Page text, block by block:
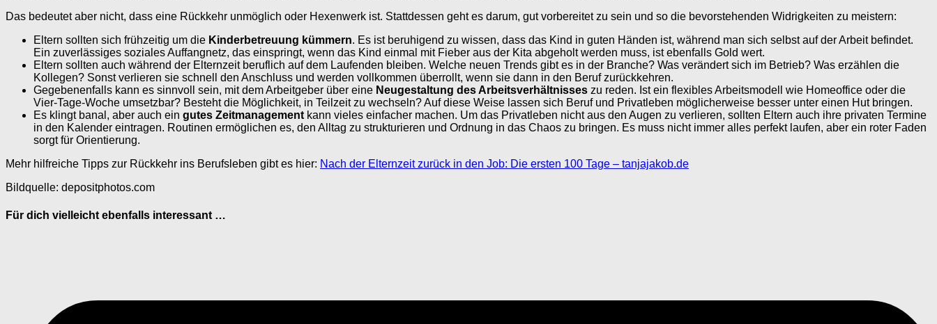
Das bedeutet aber nicht, dass eine Rückkehr unmöglich oder Hexenwerk ist. Stattdessen geht es darum, gut vorbereitet zu sein und so die bevorstehenden Widrigkeiten zu meistern:
Eltern sollten sich frühzeitig um die Kinderbetreuung kümmern. Es ist beruhigend zu wissen, dass das Kind in guten Händen ist, während man sich selbst auf der Arbeit befindet.
Ein zuverlässiges soziales Auffangnetz, das einspringt, wenn das Kind einmal mit Fieber aus der Kita abgeholt werden muss, ist ebenfalls Gold wert.
Eltern sollten auch während der Elternzeit beruflich auf dem Laufenden bleiben. Welche neuen Trends gibt es in der Branche? Was verändert sich im Betrieb? Was erzählen die
Kollegen? Sonst verlieren sie schnell den Anschluss und werden vollkommen überrollt, wenn sie dann in den Beruf zurückkehren.
Gegebenenfalls kann es sinnvoll sein, mit dem Arbeitgeber über eine Neugestaltung des Arbeitsverhältnisses zu reden. Ist ein flexibles Arbeitsmodell wie Homeoffice oder die
Vier-Tage-Woche umsetzbar? Besteht die Möglichkeit, in Teilzeit zu wechseln? Auf diese Weise lassen sich Beruf und Privatleben möglicherweise besser unter einen Hut bringen.
Es klingt banal, aber auch ein gutes Zeitmanagementkann vieles einfacher machen. Um das Privatleben nicht aus den Augen zu verlieren, sollten Eltern auch ihre privaten Termine
in den Kalender eintragen. Routinen ermöglichen es, den Alltag zu strukturieren und Ordnung in das Chaos zu bringen. Es muss nicht immer alles perfekt laufen, aber ein roter Faden
sorgt für Orientierung.
Mehr hilfreiche Tipps zur Rückkehr ins Berufsleben gibt es hier: Nach der Elternzeit zurück in den Job: Die ersten 100 Tage – tanjajakob.de
Bildquelle: depositphotos.com
Für dich vielleicht ebenfalls interessant …